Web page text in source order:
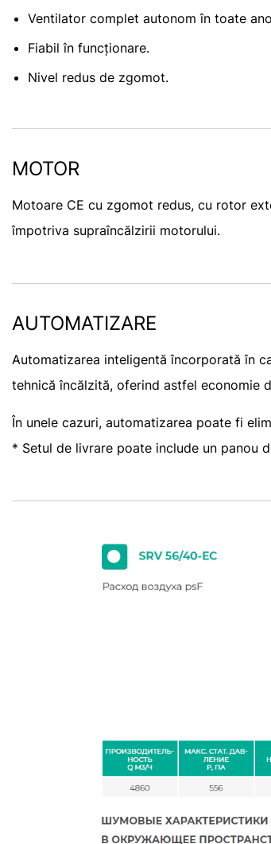
Ventilator complet autonom în toate
Fiabil în funcționare.
Nivel redus de zgomot.
MOTOR
Motoare CE cu zgomot redus, cu rotor
împotriva supraîncălzirii motorului.
AUTOMATIZARE
Automatizarea inteligentă încorporată în
tehnică încălzită, oferind astfel economie
În unele cazuri, automatizarea poate fi
* Setul de livrare poate include un panou